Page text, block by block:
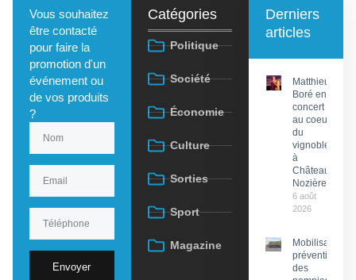
Vous souhaitez
être contacté
pour faire la
promotion d'un
événement ou
de vos produits
?
Envoyer
Catégories
Politique
Société
Économie
Culture
Sorties
Sport
Magazine
Derniers
articles
Matthieu
Boré en
concert
au coeur
du
vignoble
à
Château
Nozières
6 août
2026
Mobilisation
préventive
des